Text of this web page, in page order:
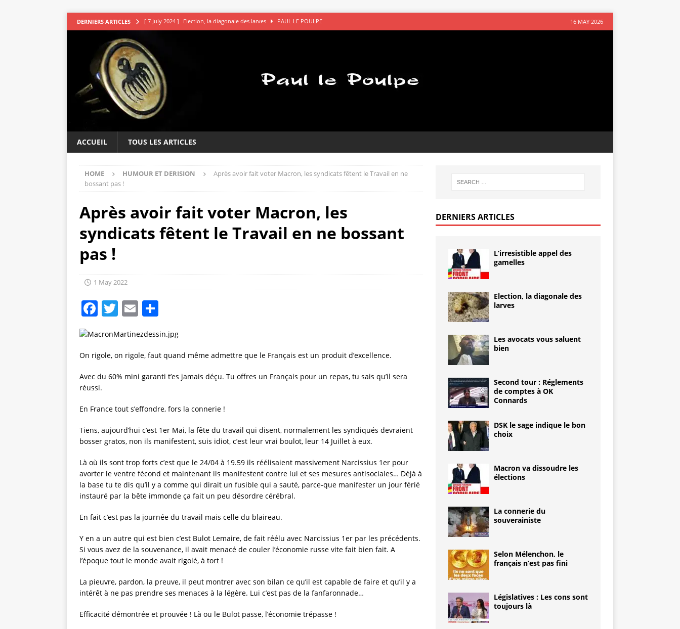
DERNIERS ARTICLES [ 7 July 2024 ] Election, la diagonale des larves PAUL LE POULPE
[ 5 July 2024 ]
[ 4 July 2024 ] DSK le sage indique le bon choix PAUL LE POULPE
[ 9 July 2024 ]
16 MAY 2026
ACCUEIL TOUS LES ARTICLES
HOME HUMOUR ET DERISION
Après avoir fait voter Macron, les syndicats fêtent le Travail en ne
bossant pas !
Après avoir fait voter Macron, les
syndicats fêtent le Travail en ne bossant
pas !
1 May 2022
F
c
e
b
o
o
T
it
te
r
E
ai
l
a
re
On rigole, on rigole, faut quand même admettre que le Français est un produit d’excellence.
Avec du 60% mini garanti t’es jamais déçu. Tu offres un Français pour un repas, tu sais qu’il sera
réussi.
En France tout s’effondre, fors la connerie !
Tiens, aujourd’hui c’est 1er Mai, la fête du travail qui disent, normalement les syndiqués devraient
bosser gratos, non ils manifestent, suis idiot, c’est leur vrai boulot, leur 14 Juillet à eux.
Là où ils sont trop forts c’est que le 24/04 à 19.59 ils réélisaient massivement Narcissius 1er pour
avorter le ventre fécond et maintenant ils manifestent contre lui et ses mesures antisociales… Déjà à
la base tu te dis qu’il y a comme qui dirait un fusible qui a sauté, parce-que manifester un jour férié
instauré par la bête immonde ça fait un peu désordre cérébral.
En fait c’est pas la journée du travail mais celle du blaireau.
Y en a un autre qui est bien c’est Bulot Lemaire, de fait réélu avec Narcissius 1er par les précédents.
Si vous avez de la souvenance, il avait menacé de couler l’économie russe vite fait bien fait. A
l’époque tout le monde avait rigolé, à tort !
La pieuvre, pardon, la preuve, il peut montrer avec son bilan ce qu’il est capable de faire et qu’il y a
intérêt à ne pas prendre ses menaces à la légère. Lui c’est pas de la fanfaronnade…
Efficacité démontrée et prouvée ! Là ou le Bulot passe, l’économie trépasse !
DERNIERS ARTICLES
L’irresistible appel des
gamelles
Election, la diagonale des
larves
Les avocats vous saluent
bien
Second tour : Réglements
de comptes à OK
Connards
DSK le sage indique le bon
choix
Macron va dissoudre les
élections
La connerie du
souverainiste
Selon Mélenchon, le
français n’est pas fini
Législatives : Les cons sont
toujours là